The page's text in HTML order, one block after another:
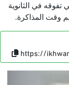
في الثانوية
وقت المذاكرة.
https://